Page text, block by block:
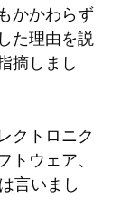
かかわらず
た理由を説
摘しまし
クトロニク
ウェア、
言いまし